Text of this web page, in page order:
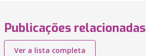
Publicações relacionadas
Ver a lista completa